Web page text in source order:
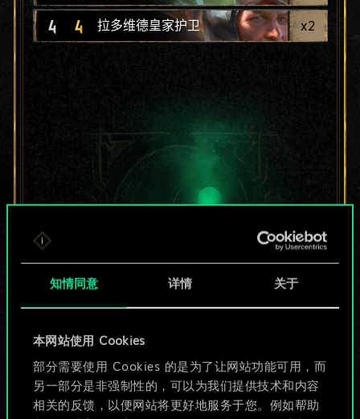
知情同意 详情 关于
本网站使用 Cookies
部分需要使用 Cookies 的是为了让网站功能可用，而
另一部分是非强制性的，可以为我们提供技术和内容
相关的反馈，以便网站将更好地服务于您。例如帮助
4 4 拉多维德皇家护卫 x2
目前只是分享了一套
牌，但能做的不止这
些！